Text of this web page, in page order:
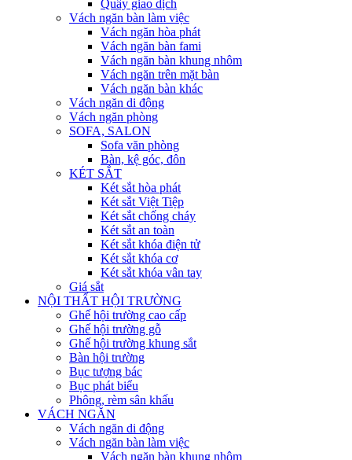
Quầy giao dịch
Vách ngăn bàn làm việc
Vách ngăn hòa phát
Vách ngăn bàn fami
Vách ngăn bàn khung nhôm
Vách ngăn trên mặt bàn
Vách ngăn bàn khác
Vách ngăn di động
Vách ngăn phòng
SOFA, SALON
Sofa văn phòng
Bàn, kệ góc, đôn
KÉT SẮT
Két sắt hòa phát
Két sắt Việt Tiệp
Két sắt chống cháy
Két sắt an toàn
Két sắt khóa điện tử
Két sắt khóa cơ
Két sắt khóa vân tay
Giá sắt
NỘI THẤT HỘI TRƯỜNG
Ghế hội trường cao cấp
Ghế hội trường gỗ
Ghế hội trường khung sắt
Bàn hội trường
Bục tượng bác
Bục phát biểu
Phông, rèm sân khấu
VÁCH NGĂN
Vách ngăn di động
Vách ngăn bàn làm việc
Vách ngăn bàn khung nhôm